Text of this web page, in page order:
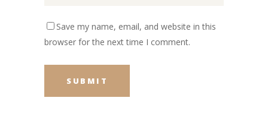
Save my name, email, and website in this
browser for the next time I comment.